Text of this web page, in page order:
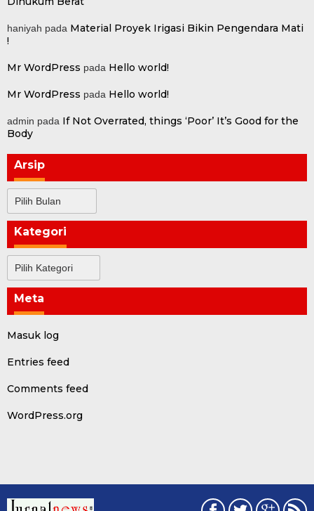
haniyah pada Material Proyek Irigasi Bikin Pengendara Mati
!
Mr WordPress pada Hello world!
Mr WordPress pada Hello world!
admin pada If Not Overrated, things ‘Poor’ It’s Good for the
Body
Arsip
Kategori
Meta
Masuk log
Entries feed
Comments feed
WordPress.org